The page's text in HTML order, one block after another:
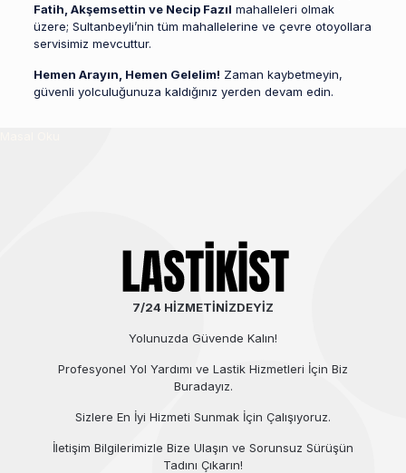
Fatih, Akşemsettin ve Necip Fazıl mahalleleri olmak
üzere; Sultanbeyli’nin tüm mahallelerine ve çevre otoyollara
servisimiz mevcuttur.
Hemen Arayın, Hemen Gelelim! Zaman kaybetmeyin,
güvenli yolculuğunuza kaldığınız yerden devam edin.
7/24 HİZMETİNİZDEYİZ
Yolunuzda Güvende Kalın!
Profesyonel Yol Yardımı ve Lastik Hizmetleri İçin Biz
Buradayız.
Sizlere En İyi Hizmeti Sunmak İçin Çalışıyoruz.
İletişim Bilgilerimizle Bize Ulaşın ve Sorunsuz Sürüşün
Tadını Çıkarın!